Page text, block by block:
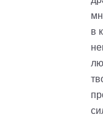
в